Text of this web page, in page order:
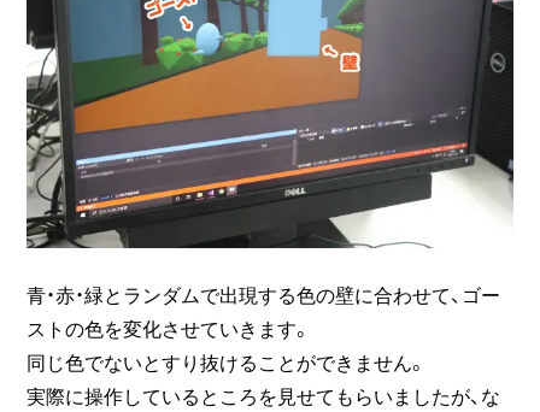
青・赤・緑とランダムで出現する色の壁に合わせて、ゴー
ストの色を変化させていきます。
同じ色でないとすり抜けることができません。
実際に操作しているところを見せてもらいましたが、な